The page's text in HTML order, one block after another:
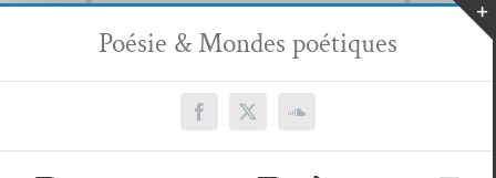
Passer
contenu
Poésie & Mondes poétiques
Facebook
X SoundCloud